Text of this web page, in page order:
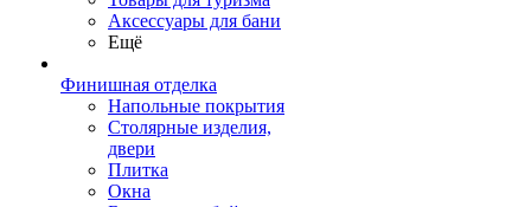
Аксессуары для бани
Ещё
Финишная отделка
Напольные покрытия
Столярные изделия,
двери
Плитка
Окна